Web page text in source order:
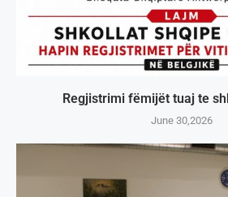
Regjistrimi fëmijët tuaj te
June 30,2026